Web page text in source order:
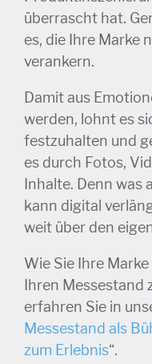
überrascht hat.
es, die Ihre Marke
verankern.
Damit aus
werden, lohnt es
festzuhalten und
es durch Fotos,
Inhalte. Denn was
kann digital
weit über den
Wie Sie Ihre
Ihren Messestand
erfahren Sie in
Messestand als
zum Erlebnis“.